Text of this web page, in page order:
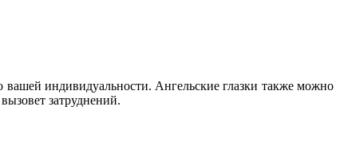
индивидуальности. Ангельские глазки также можно
затруднений.